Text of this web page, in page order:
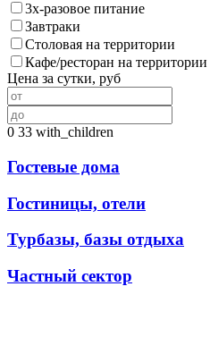
3х-разовое питание
Завтраки
Столовая на территории
Кафе/ресторан на территории
Цена за сутки, руб
0 33 with_children
Гостевые дома
Гостиницы, отели
Турбазы, базы отдыха
Частный сектор